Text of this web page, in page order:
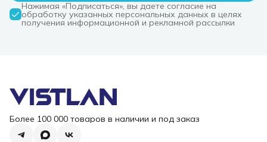
Нажимая «Подписаться», вы даете согласие на
обработку указанных персональных данных в целях
получения информационной и рекламной рассылки
Более 100 000 товаров в наличии и под заказ